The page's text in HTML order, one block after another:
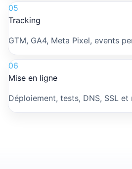
05
Tracking
GTM, GA4, Meta Pixel, events
06
Mise en ligne
Déploiement, tests, DNS, SSL